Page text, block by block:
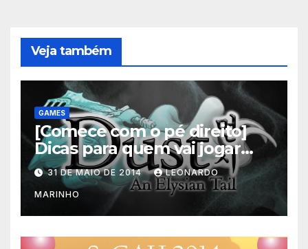
Veja também
GAMES
[Comece com o pé direito]
Dicas para quem vai jogar
Dust: An Elysian Tail
31 DE MAIO DE 2014 LEONARDO
MARINHO